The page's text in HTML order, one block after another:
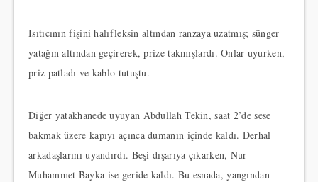
Isıtıcının fişini halıfleksin altından ranzaya uzatmış; sünger
yatağın altından geçirerek, prize takmışlardı. Onlar uyurken,
priz patladı ve kablo tutuştu.
Diğer yatakhanede uyuyan Abdullah Tekin, saat 2’de sese
bakmak üzere kapıyı açınca dumanın içinde kaldı. Derhal
arkadaşlarını uyandırdı. Beşi dışarıya çıkarken, Nur
Muhammet Bayka ise geride kaldı. Bu esnada, yangından